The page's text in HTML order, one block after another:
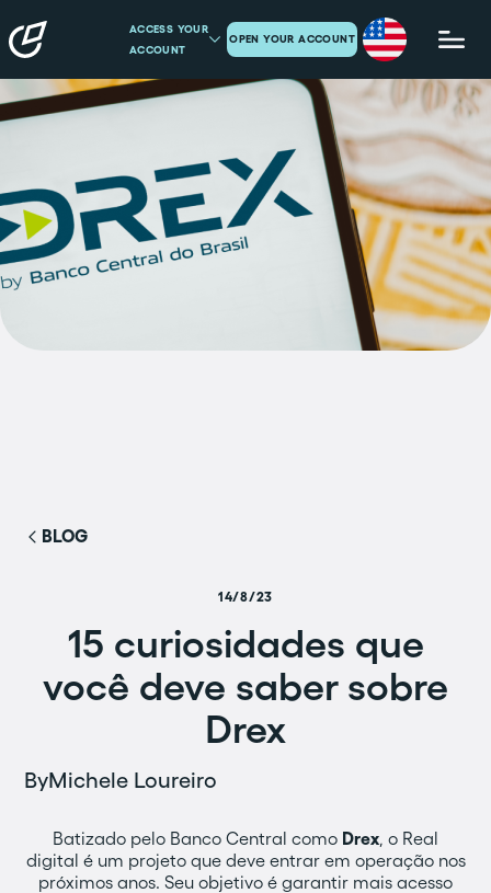
ACCESS YOUR
ACCOUNT
OPEN YOUR ACCOUNT
BLOG
14/8/23
15 curiosidades que
você deve saber sobre
Drex
ByMichele Loureiro
Batizado pelo Banco Central como Drex, o Real
digital é um projeto que deve entrar em operação nos
próximos anos. Seu objetivo é garantir mais acesso